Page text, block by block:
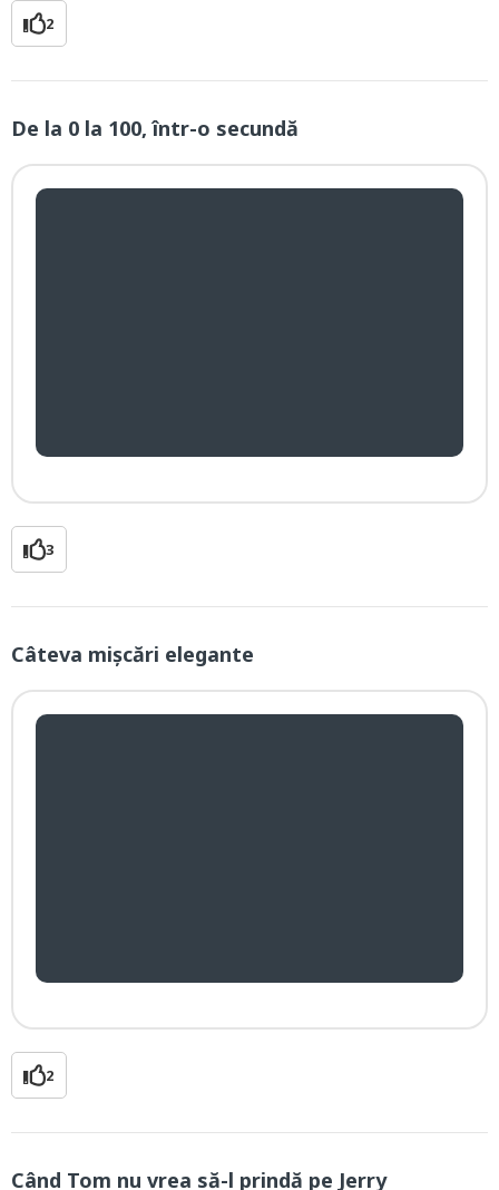
2
De la 0 la 100, într-o secundă
3
Câteva mișcări elegante
2
Când Tom nu vrea să-l prindă pe Jerry